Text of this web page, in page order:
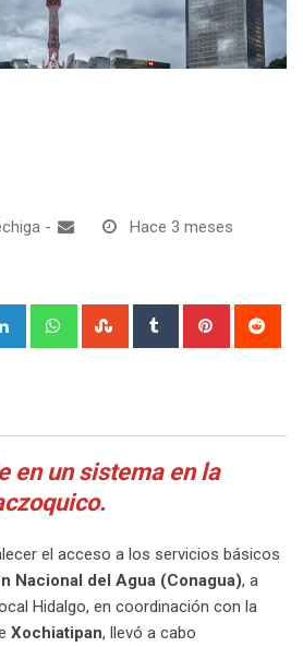
- Hace 3 meses
LinkedIn WhatsappStumbleUpon
Tumblr Pinterest
en un sistema en la
el acceso a los servicios básicos
Nacional del Agua (Conagua), a
Hidalgo, en coordinación con la
Xochiatipan, llevó a cabo